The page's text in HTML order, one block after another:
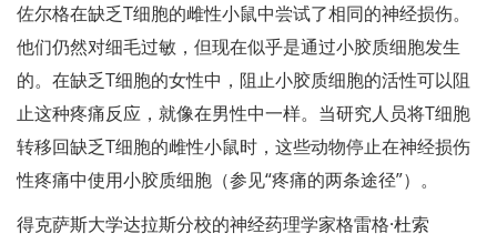
佐尔格在缺乏T细胞的雌性小鼠中尝试了相同的神经损伤。
他们仍然对细毛过敏，但现在似乎是通过小胶质细胞发生
的。在缺乏T细胞的女性中，阻止小胶质细胞的活性可以阻
止这种疼痛反应，就像在男性中一样。当研究人员将T细胞
转移回缺乏T细胞的雌性小鼠时，这些动物停止在神经损伤
性疼痛中使用小胶质细胞（参见“疼痛的两条途径”）。
得克萨斯大学达拉斯分校的神经药理学家格雷格·杜索